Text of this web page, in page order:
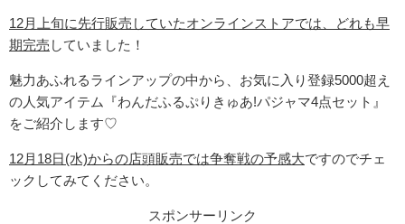
12月上旬に先行販売していたオンラインストアでは、どれも早
期完売 していました！
魅力あふれるラインアップの中から、お気に入り登録5000超え
の人気アイテム『わんだふるぷりきゅあ!パジャマ4点セット』
をご紹介します♡
12月18日(水)からの店頭販売では争奪戦の予感大ですのでチェ
ックしてみてください。
スポンサーリンク